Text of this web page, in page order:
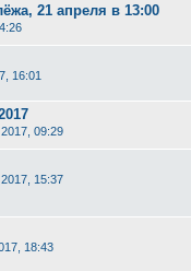
21 апреля в 13:00
16:01
09:29
15:37
18:43